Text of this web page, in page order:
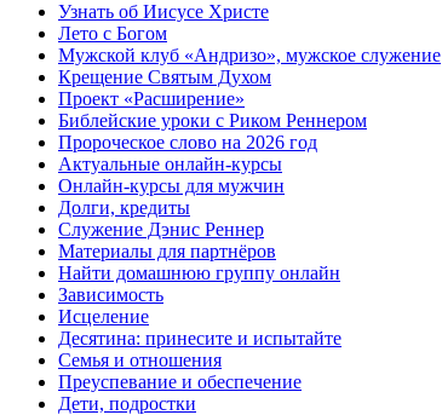
Узнать об Иисусе Христе
Лето с Богом
Мужской клуб «Андризо», мужское служение
Крещение Святым Духом
Проект «Расширение»
Библейские уроки с Риком Реннером
Пророческое слово на 2026 год
Актуальные онлайн-курсы
Онлайн-курсы для мужчин
Долги, кредиты
Служение Дэнис Реннер
Материалы для партнёров
Найти домашнюю группу онлайн
Зависимость
Исцеление
Десятина: принесите и испытайте
Семья и отношения
Преуспевание и обеспечение
Дети, подростки